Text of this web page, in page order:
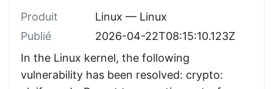
Produit
Linux — Linux
Publié
2026-04-22T08:15:10.123Z
In the Linux kernel, the following
vulnerability has been resolved: crypto: